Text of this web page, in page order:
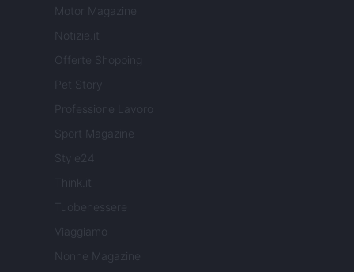
Motor Magazine
Notizie.it
Offerte Shopping
Pet Story
Professione Lavoro
Sport Magazine
Style24
Think.it
Tuobenessere
Viaggiamo
Nonne Magazine